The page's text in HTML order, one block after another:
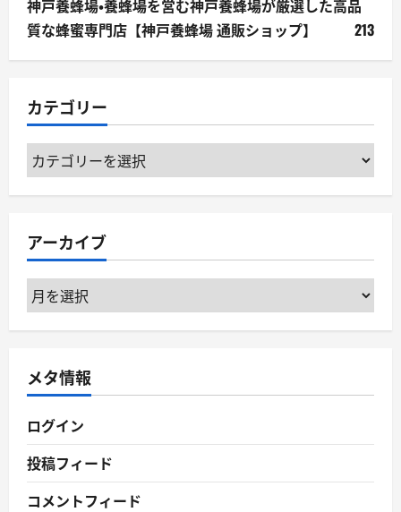
神戸養蜂場・養蜂場を営む神戸養蜂場が厳選した高品
質な蜂蜜専門店【神戸養蜂場 通販ショップ】
213
カテゴリー
カ
テ
ー
アーカイブ
ア
ー
ブ
メタ情報
ログイン
投稿フィード
コメントフィード